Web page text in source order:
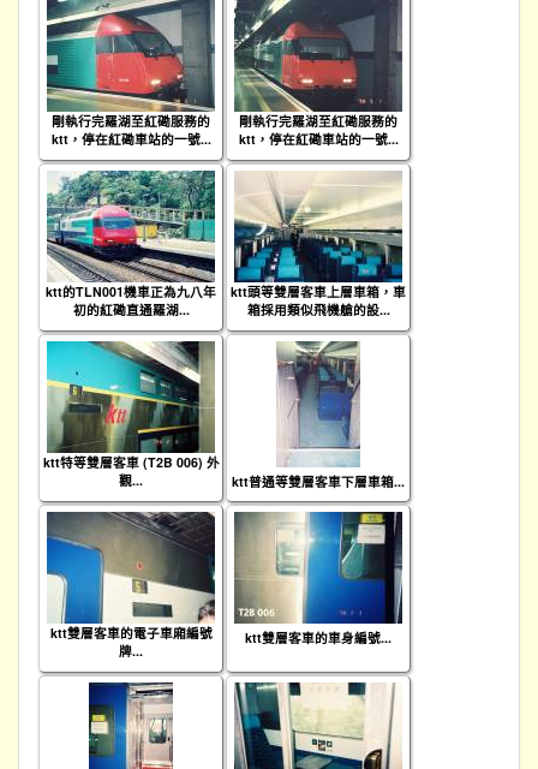
剛執行完羅湖至紅磡服務的
ktt，停在紅磡車站的一號...
剛執行完羅湖至紅磡服務的
ktt，停在紅磡車站的一號...
ktt的TLN001機車正為九八年
初的紅磡直通羅湖...
ktt頭等雙層客車上層車箱，車
箱採用類似飛機艙的設...
ktt特等雙層客車 (T2B 006) 外
觀...
ktt普通等雙層客車下層車箱...
ktt雙層客車的電子車廂編號
牌...
ktt雙層客車的車身編號...